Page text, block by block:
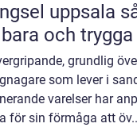
så väljer du rätt lösning för
och trygga
grundlig
som lever i
varelser har
för sin förmåga att